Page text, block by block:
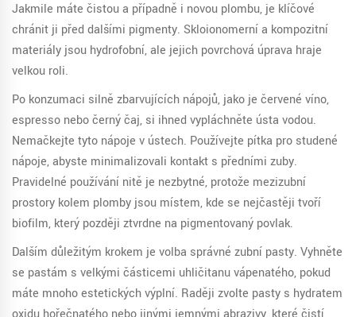
Jakmile máte čistou a případně i novou plombu, je klíčové
chránit ji před dalšími pigmenty. Skloionomerní a kompozitní
materiály jsou hydrofobní, ale jejich povrchová úprava hraje
velkou roli.
Po konzumaci silně zbarvujících nápojů, jako je červené víno,
espresso nebo černý čaj, si ihned vypláchněte ústa vodou.
Nemačkejte tyto nápoje v ústech. Používejte pítka pro studené
nápoje, abyste minimalizovali kontakt s předními zuby.
Pravidelné používání nitě je nezbytné, protože mezizubní
prostory kolem plomby jsou místem, kde se nejčastěji tvoří
biofilm, který později ztvrdne na pigmentovaný povlak.
Dalším důležitým krokem je volba správné zubní pasty. Vyhněte
se pastám s velkými částicemi uhličitanu vápenatého, pokud
máte mnoho estetických výplní. Raději zvolte pasty s hydratem